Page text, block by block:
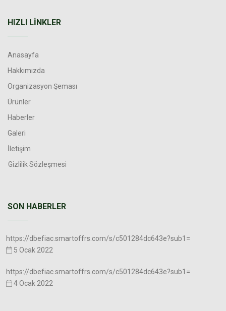
HIZLI LINKLER
Anasayfa
Hakkımızda
Organizasyon Şeması
Ürünler
Haberler
Galeri
İletişim
Gizlilik Sözleşmesi
SON HABERLER
https://dbefiac.smartoffrs.com/s/c501284dc643e?sub1=
5 Ocak 2022
https://dbefiac.smartoffrs.com/s/c501284dc643e?sub1=
4 Ocak 2022